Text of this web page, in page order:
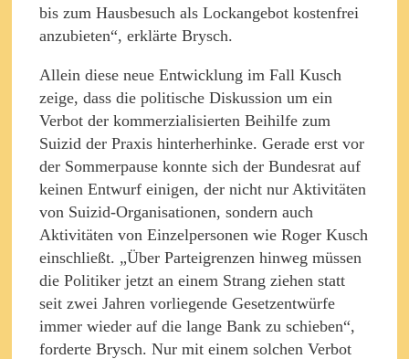
bis zum Hausbesuch als Lockangebot kostenfrei
anzubieten“, erklärte Brysch.
Allein diese neue Entwicklung im Fall Kusch
zeige, dass die politische Diskussion um ein
Verbot der kommerzialisierten Beihilfe zum
Suizid der Praxis hinterherhinke. Gerade erst vor
der Sommerpause konnte sich der Bundesrat auf
keinen Entwurf einigen, der nicht nur Aktivitäten
von Suizid-Organisationen, sondern auch
Aktivitäten von Einzelpersonen wie Roger Kusch
einschließt. „Über Parteigrenzen hinweg müssen
die Politiker jetzt an einem Strang ziehen statt
seit zwei Jahren vorliegende Gesetzentwürfe
immer wieder auf die lange Bank zu schieben“,
forderte Brysch. Nur mit einem solchen Verbot